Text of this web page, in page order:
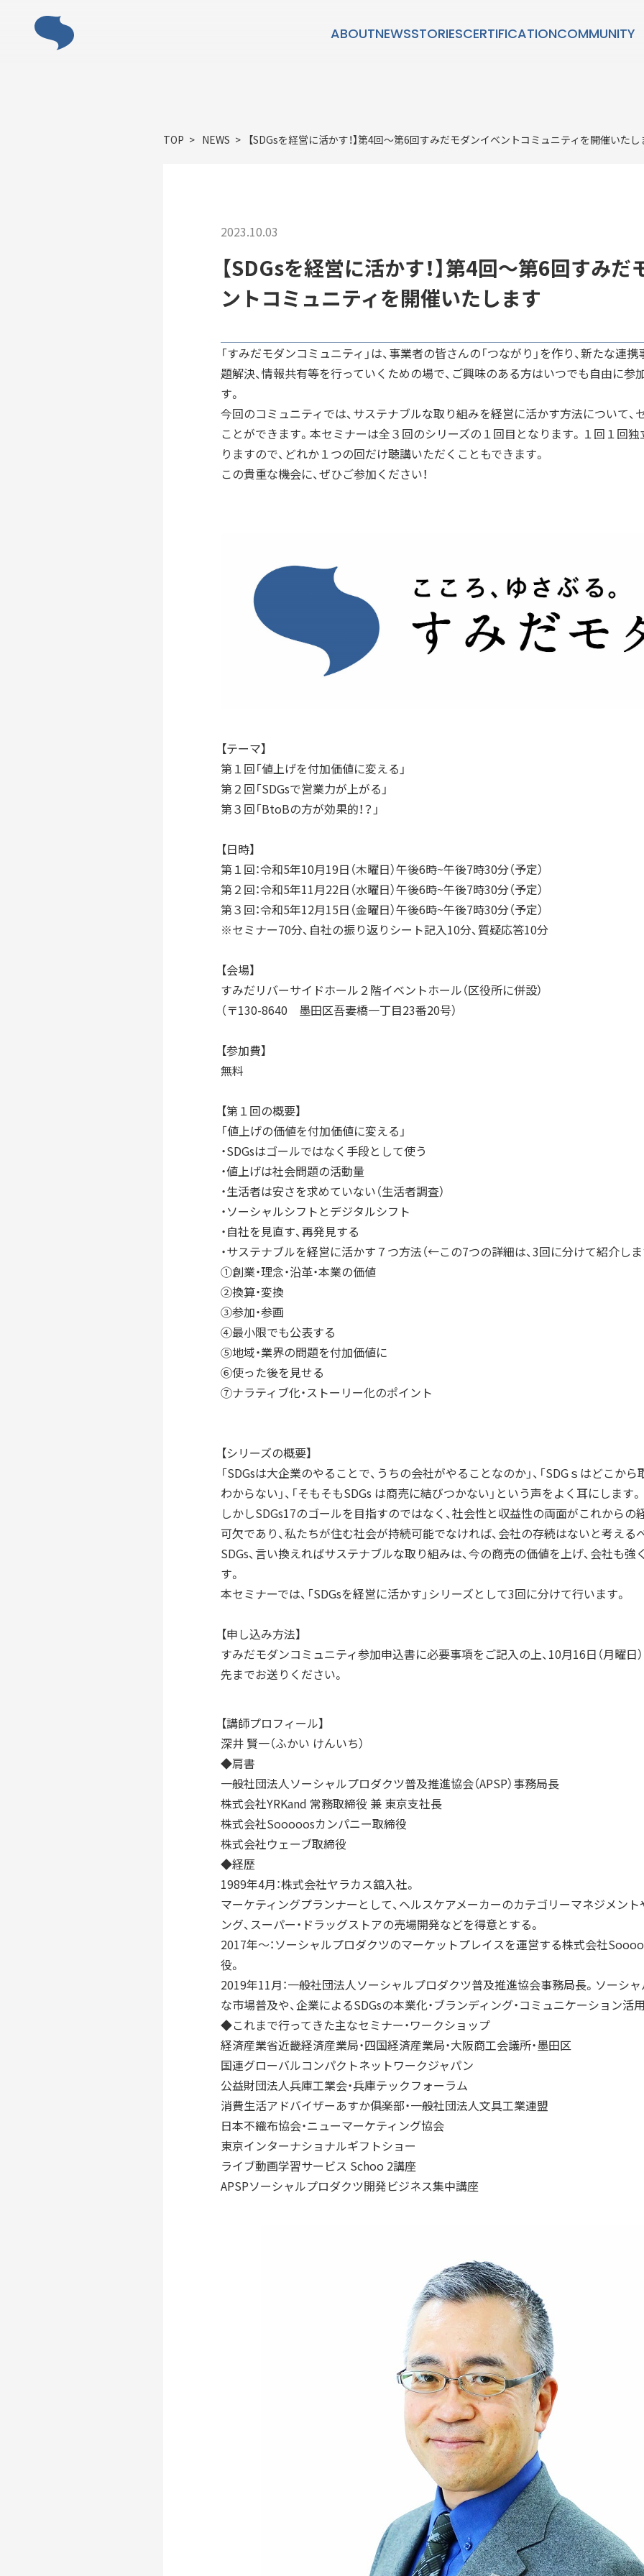
ABOUTNEWSSTORIESCERTIFICATIONCOMMUNITY
「すみだモダン」の主な活動
フラッグシップ商品開発
つたえる ブランドコミュニケーション展開
台湾・千葉大学連携
LEARN MORE 「すみだモダン」をもっと知る
「すみだモダン」ブランド認証飲食店メニュー
すみだモダンブルーパートナー
ORIGINALITY
独自性
VISION
コラボレーション
すみだ3M運動
クラウドファンデ
NEWS CERTIFICATION
TOP NEWS 【SDGsを経営に活かす！】第4回～第6回すみだモダンイベントコミュニティを開催いたし
2023.10.03
【SDGsを経営に活かす！】第4回～第6回すみ
ントコミュニティを開催いたします
「すみだモダンコミュニティ」は、事業者の皆さんの「つながり」を作り、新たな連
題解決、情報共有等を行っていくための場で、ご興味のある方はいつでも自由に参
す。
今回のコミュニティでは、サステナブルな取り組みを経営に活かす方法について、
ことができます。本セミナーは全３回のシリーズの１回目となります。１回１回
りますので、どれか１つの回だけ聴講いただくこともできます。
この貴重な機会に、ぜひご参加ください！
【テーマ】
第１回「値上げを付加価値に変える」
第２回「SDGsで営業力が上がる」
第３回「BtoBの方が効果的！？」
【日時】
第１回：令和5年10月19日（木曜日）午後6時~午後7時30分（予定）
第２回：令和5年11月22日（水曜日）午後6時~午後7時30分（予定）
第３回：令和5年12月15日（金曜日）午後6時~午後7時30分（予定）
※セミナー70分、自社の振り返りシート記入10分、質疑応答10分
【会場】
すみだリバーサイドホール２階イベントホール（区役所に併設）
（〒130-8640 墨田区吾妻橋一丁目23番20号）
【参加費】
無料
【第１回の概要】
「値上げの価値を付加価値に変える」
・SDGsはゴールではなく手段として使う
・値上げは社会問題の活動量
・生活者は安さを求めていない（生活者調査）
・ソーシャルシフトとデジタルシフト
・自社を見直す、再発見する
・サステナブルを経営に活かす７つ方法（←この7つの詳細は、3回に分けて紹介しま
①創業・理念・沿革・本業の価値
②換算・変換
③参加・参画
④最小限でも公表する
⑤地域・業界の問題を付加価値に
⑥使った後を見せる
⑦ナラティブ化・ストーリー化のポイント
【シリーズの概要】
「SDGsは大企業のやることで、うちの会社がやることなのか」、「SDGｓはどこか
わからない」、「そもそもSDGs は商売に結びつかない」という声をよく耳にします。
しかしSDGs17のゴールを目指すのではなく、社会性と収益性の両面がこれからの
可欠であり、私たちが住む社会が持続可能でなければ、会社の存続はないと考える
SDGs、言い換えればサステナブルな取り組みは、今の商売の価値を上げ、会社も
す。
本セミナーでは、「SDGsを経営に活かす」シリーズとして3回に分けて行います。
【申し込み方法】
すみだモダンコミュニティ参加申込書に必要事項をご記入の上、10月16日（月曜日
先までお送りください。
【講師プロフィール】
深井 賢一（ふかい けんいち）
◆肩書
一般社団法人ソーシャルプロダクツ普及推進協会（APSP）事務局長
株式会社YRKand 常務取締役 兼 東京支社長
株式会社Sooooosカンパニー取締役
株式会社ウェーブ取締役
◆経歴
1989年4月：株式会社ヤラカス舘入社。
マーケティングプランナーとして、ヘルスケアメーカーのカテゴリーマネジメン
ング、スーパー・ドラッグストアの売場開発などを得意とする。
2017年～：ソーシャルプロダクツのマーケットプレイスを運営する株式会社
役。
2019年11月：一般社団法人ソーシャルプロダクツ普及推進協会事務局長。ソーシ
な市場普及や、企業によるSDGsの本業化・ブランディング・コミュニケーション活
◆これまで行ってきた主なセミナー・ワークショップ
経済産業省近畿経済産業局・四国経済産業局・大阪商工会議所・墨田区
国連グローバルコンパクトネットワークジャパン
公益財団法人兵庫工業会・兵庫テックフォーラム
消費生活アドバイザーあすか俱楽部・一般社団法人文具工業連盟
日本不織布協会・ニューマーケティング協会
東京インターナショナルギフトショー
ライブ動画学習サービス Schoo 2講座
APSPソーシャルプロダクツ開発ビジネス集中講座